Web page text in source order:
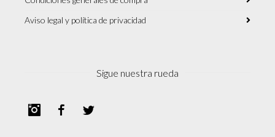
Aviso legal y política de privacidad
Sigue nuestra rueda
InstagramFacebook